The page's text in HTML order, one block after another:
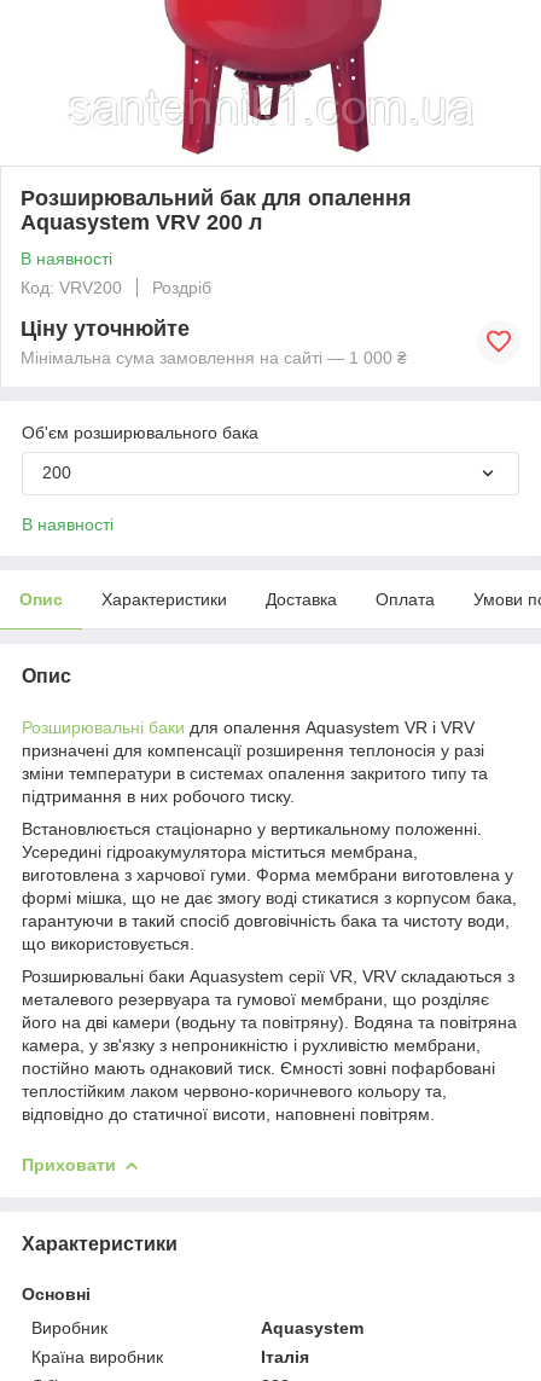
Розширювальний бак для опалення
Aquasystem VRV 200 л
В наявності
Код: VRV200
Роздріб
Ціну уточнюйте
Мінімальна сума замовлення на сайті — 1 000 ₴
Об'єм розширювального бака
200
В наявності
Опис Характеристики Доставка Оплата Умови
Опис
Розширювальні баки для опалення Aquasystem VR і VRV
призначені для компенсації розширення теплоносія у разі
зміни температури в системах опалення закритого типу та
підтримання в них робочого тиску.
Встановлюється стаціонарно у вертикальному положенні.
Усередині гідроакумулятора міститься мембрана,
виготовлена з харчової гуми. Форма мембрани виготовлена у
формі мішка, що не дає змогу воді стикатися з корпусом бака,
гарантуючи в такий спосіб довговічність бака та чистоту води,
що використовується.
Розширювальні баки Aquasystem серії VR, VRV складаються з
металевого резервуара та гумової мембрани, що розділяє
його на дві камери (водьну та повітряну). Водяна та повітряна
камера, у зв'язку з непроникністю і рухливістю мембрани,
постійно мають однаковий тиск. Ємності зовні пофарбовані
теплостійким лаком червоно-коричневого кольору та,
відповідно до статичної висоти, наповнені повітрям.
Приховати
Характеристики
Основні
Виробник
Aquasystem
Країна виробник
Італія